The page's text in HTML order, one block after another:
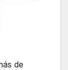
de